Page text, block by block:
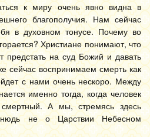
к миру очень явно видна в
благополучия. Нам сейчас
в духовном тонусе. Почему во
Христиане понимают, что
на суд Божий и давать
сейчас воспринимаем смерть как
с нами очень нескоро. Между
именно тогда, когда человек
А мы, стремясь здесь
не о Царствии Небесном